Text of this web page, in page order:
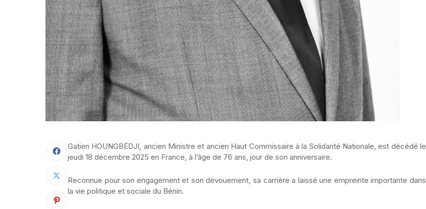
Gatien HOUNGBÉDJI, ancien Ministre et ancien Haut Commissaire à la Solidarité Nationale, est décédé le
jeudi 18 décembre 2025 en France, à l’âge de 76 ans, jour de son anniversaire.
Reconnue pour son engagement et son dévouement, sa carrière a laissé une empreinte importante dans
la vie politique et sociale du Bénin.